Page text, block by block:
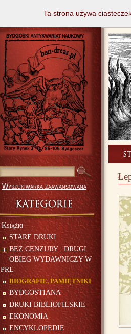
Wyszukiwarka zaawansowana
Książki
STARE DRUKI
BEZ CENZURY : DRUGI
OBIEG WYDAWNICZY W
PRL
BIOGRAFIE, PAMIĘTNIKI
BYDGOSTIANA
DRUKI BIBLIOFILSKIE
EKONOMIA
ENCYKLOPEDIE
Ta strona używa